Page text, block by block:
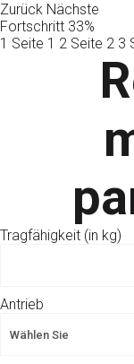
Zurück Nächste
Fortschritt 33%
1 Seite 1 2 Seite 2 3
Tragfähigkeit (in kg)
Antrieb